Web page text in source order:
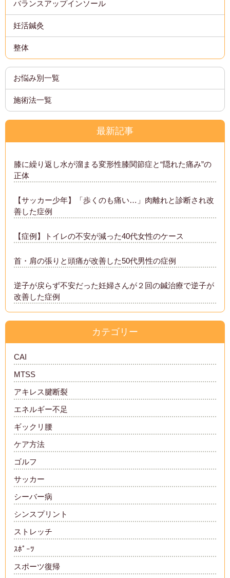
バランスアップインソール
妊活鍼灸
整体
お悩み別一覧
施術法一覧
最新記事
膝に繰り返し水が溜まる変形性膝関節症と“隠れた痛み”の
正体
【サッカー少年】「歩くのも痛い…」肉離れと診断され改
善した症例
【症例】トイレの不安が減った40代女性のケース
首・肩の張りと頭痛が改善した50代男性の症例
逆子が戻らず不安だった妊婦さんが２回の鍼治療で逆子が
改善した症例
カテゴリー
CAI
MTSS
アキレス腱断裂
エネルギー不足
ギックリ腰
ケア方法
ゴルフ
サッカー
シーバー病
シンスプリント
ストレッチ
ｽﾎﾟｰﾂ
スポーツ復帰